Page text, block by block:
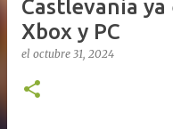
Castlevania
Xbox y PC
el octubre 31, 2024